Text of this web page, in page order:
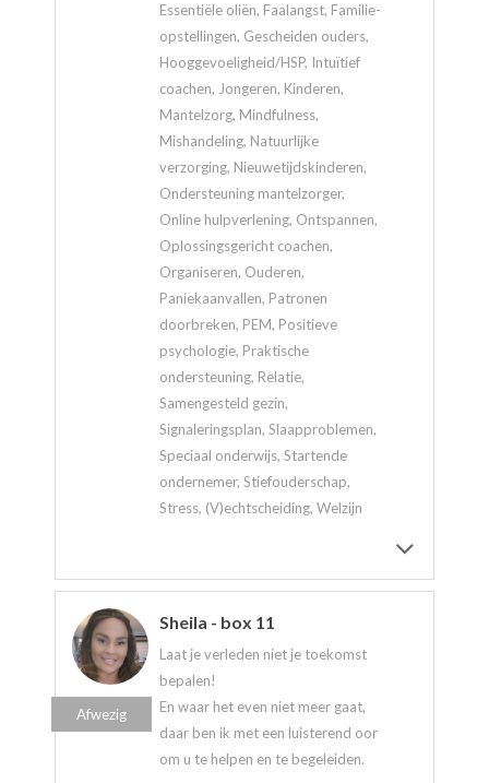
Essentiële oliën, Faalangst, Familie-
opstellingen, Gescheiden ouders,
Hooggevoeligheid/HSP, Intuïtief
coachen, Jongeren, Kinderen,
Mantelzorg, Mindfulness,
Mishandeling, Natuurlijke
verzorging, Nieuwetijdskinderen,
Ondersteuning mantelzorger,
Online hulpverlening, Ontspannen,
Oplossingsgericht coachen,
Organiseren, Ouderen,
Paniekaanvallen, Patronen
doorbreken, PEM, Positieve
psychologie, Praktische
ondersteuning, Relatie,
Samengesteld gezin,
Signaleringsplan, Slaapproblemen,
Speciaal onderwijs, Startende
ondernemer, Stiefouderschap,
Stress, (V)echtscheiding, Welzijn
Sheila - box 11
Laat je verleden niet je toekomst
bepalen!
En waar het even niet meer gaat,
daar ben ik met een luisterend oor
om u te helpen en te begeleiden.
Afwezig